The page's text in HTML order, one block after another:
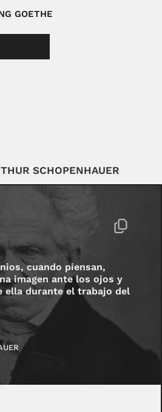
GOETHE
SCHOPENHAUER
cuando piensan,
imagen ante los ojos y
ella durante el trabajo del